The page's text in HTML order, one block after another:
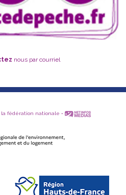
nous par courriel
la fédération nationale •